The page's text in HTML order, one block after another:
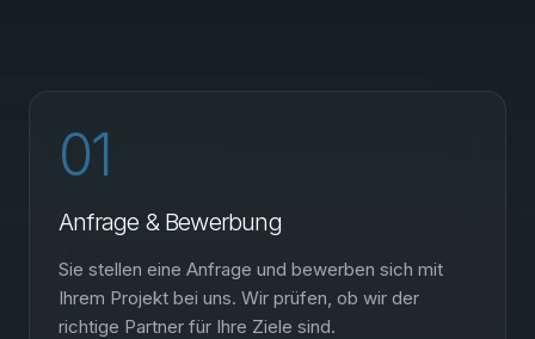
01
Anfrage & Bewerbung
Sie stellen eine Anfrage und bewerben sich mit
Ihrem Projekt bei uns. Wir prüfen, ob wir der
richtige Partner für Ihre Ziele sind.